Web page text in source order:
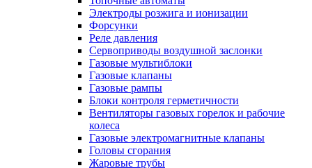
Электроды розжига и ионизации
Форсунки
Реле давления
Сервоприводы воздушной заслонки
Газовые мультиблоки
Газовые клапаны
Газовые рампы
Блоки контроля герметичности
Вентиляторы газовых горелок и рабочие
колеса
Газовые электромагнитные клапаны
Головы сгорания
Жаровые трубы